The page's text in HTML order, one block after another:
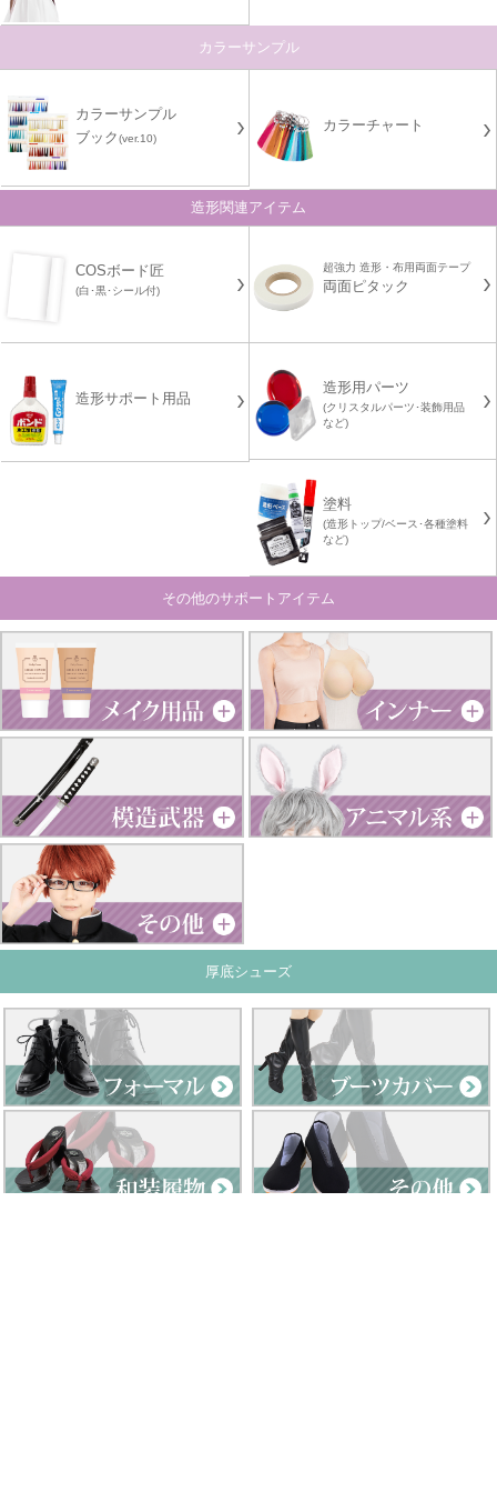
カラーサンプル
カラーサンプル
ブック(ver.10)
カラーチャート
造形関連アイテム
COSボード匠
(白･黒･シール付)
超強力 造形・布用両面テープ
両面ピタック
造形サポート用品
造形用パーツ
(クリスタルパーツ･装飾用品
など)
塗料
(造形トップ/ベース･各種塗料
など)
その他のサポートアイテム
厚底シューズ